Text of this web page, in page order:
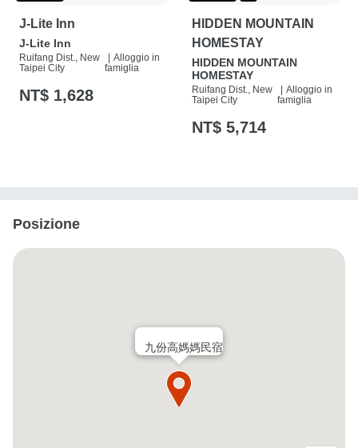
J-Lite Inn
J-Lite Inn
Ruifang Dist., New
Taipei City
Alloggio in
famiglia
NT$ 1,628
HIDDEN MOUNTAIN
HOMESTAY
HIDDEN MOUNTAIN
HOMESTAY
Ruifang Dist., New
Taipei City
Alloggio in
famiglia
NT$ 5,714
Posizione
九份高媽媽民宿